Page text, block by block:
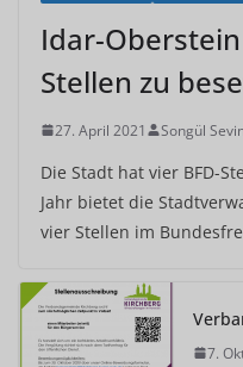
Idar-
Stellen zu
27. April 2021 Songül
Die Stadt hat vier BFD-
Jahr bietet die
vier Stellen im
7.